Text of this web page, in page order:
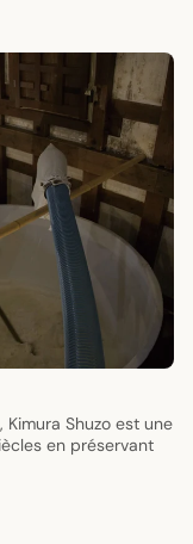
Kimura Shuzo est une
en préservant